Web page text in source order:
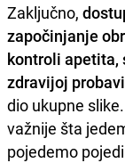
Zaključno,
započinjanje
kontroli apetita,
zdravijoj probavi
dio ukupne
važnije šta
pojedemo